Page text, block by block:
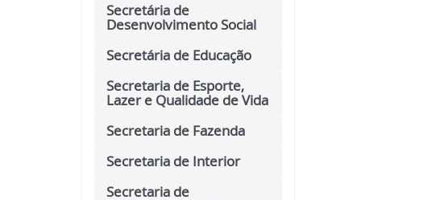
Secretária de
Desenvolvimento Social
Secretária de Educação
Secretaria de Esporte,
Lazer e Qualidade de Vida
Secretaria de Fazenda
Secretaria de Interior
Secretaria de